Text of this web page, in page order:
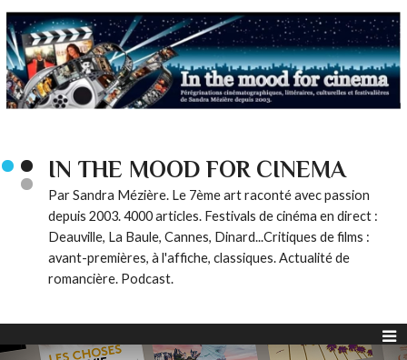
IN THE MOOD FOR CINEMA
Par Sandra Mézière. Le 7ème art raconté avec passion
depuis 2003. 4000 articles. Festivals de cinéma en direct :
Deauville, La Baule, Cannes, Dinard...Critiques de films :
avant-premières, à l'affiche, classiques. Actualité de
romancière. Podcast.